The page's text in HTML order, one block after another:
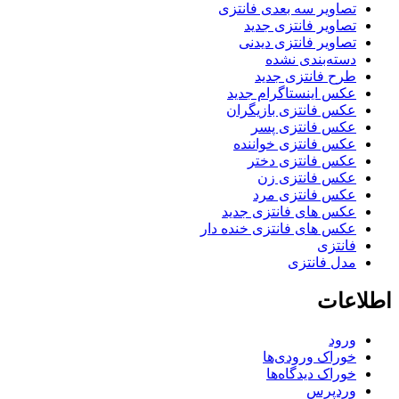
تصاویر سه بعدی فانتزی
تصاویر فانتزی جدید
تصاویر فانتزی دیدنی
دسته‌بندی نشده
طرح فانتزی جدید
عکس اینستاگرام جدید
عکس فانتزی بازیگران
عکس فانتزی پسر
عکس فانتزی خواننده
عکس فانتزی دختر
عکس فانتزی زن
عکس فانتزی مرد
عکس های فانتزی جدید
عکس های فانتزی خنده دار
فانتزی
مدل فانتزی
اطلاعات
ورود
خوراک ورودی‌ها
خوراک دیدگاه‌ها
وردپرس